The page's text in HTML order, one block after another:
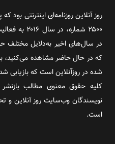
۲۵۰۰
در سال‌های اخیر به‌دلایل
که در حال حاضر مشاهده می‌کنید،
شده در روزآنلاین است که بازیابی
کلیه حقوق معنوی مطالب
نویسندگان وب‌سایت روز آنلاین و
است.